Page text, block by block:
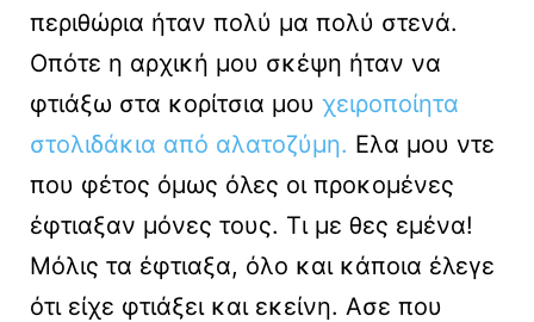
περιθώρια ήταν πολύ μα πολύ στενά.
Οπότε η αρχική μου σκέψη ήταν να
φτιάξω στα κορίτσια μου χειροποίητα
στολιδάκια από αλατοζύμη. Ελα μου ντε
που φέτος όμως όλες οι προκομένες
έφτιαξαν μόνες τους. Τι με θες εμένα!
Μόλις τα έφτιαξα, όλο και κάποια έλεγε
ότι είχε φτιάξει και εκείνη. Ασε που